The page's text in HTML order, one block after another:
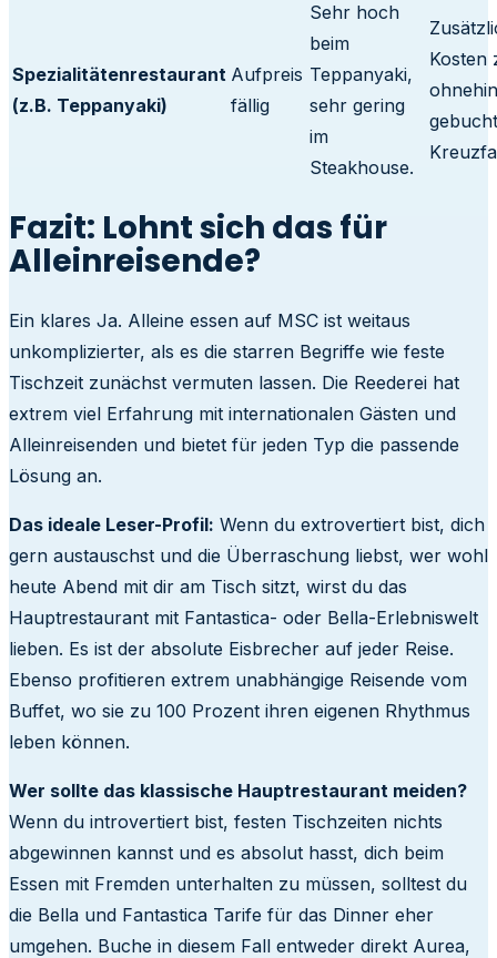
Spezialitätenrestaurant
(z.B. Teppanyaki)
Aufpreis
fällig
Sehr hoch
beim
Teppanyaki,
sehr gering
im
Steakhouse.
Kosten
ohnehin
Fazit: Lohnt sich das für
Alleinreisende?
Ein klares Ja. Alleine essen auf MSC ist weitaus
unkomplizierter, als es die starren Begriffe wie feste
Tischzeit zunächst vermuten lassen. Die Reederei hat
extrem viel Erfahrung mit internationalen Gästen und
Alleinreisenden und bietet für jeden Typ die passende
Lösung an.
Das ideale Leser-Profil: Wenn du extrovertiert bist, dich
gern austauschst und die Überraschung liebst, wer wohl
heute Abend mit dir am Tisch sitzt, wirst du das
Hauptrestaurant mit Fantastica- oder Bella-Erlebniswelt
lieben. Es ist der absolute Eisbrecher auf jeder Reise.
Ebenso profitieren extrem unabhängige Reisende vom
Buffet, wo sie zu 100 Prozent ihren eigenen Rhythmus
leben können.
Wer sollte das klassische Hauptrestaurant meiden?
Wenn du introvertiert bist, festen Tischzeiten nichts
abgewinnen kannst und es absolut hasst, dich beim
Essen mit Fremden unterhalten zu müssen, solltest du
die Bella und Fantastica Tarife für das Dinner eher
umgehen. Buche in diesem Fall entweder direkt Aurea,